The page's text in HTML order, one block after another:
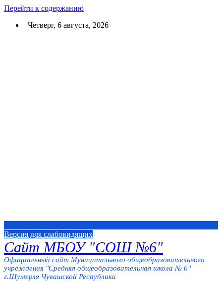
Перейти к содержанию
Четверг, 6 августа, 2026
Версия для слабовидящих
Сайт МБОУ "СОШ №6"
Официальный сайт Муниципального общеобразовательного
учреждения "Средняя общеобразовательная школа № 6"
г.Шумерля Чувашской Республики